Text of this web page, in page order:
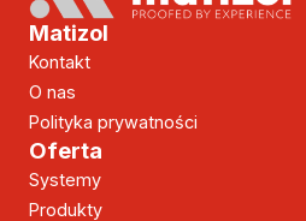
Matizol
Kontakt
O nas
Polityka prywatności
Oferta
Systemy
Produkty